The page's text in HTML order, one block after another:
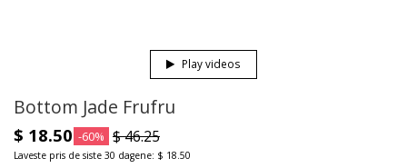
Play videos
Bottom Jade Frufru
$ 18.50 -60% $ 46.25
Laveste pris de siste 30 dagene: $ 18.50